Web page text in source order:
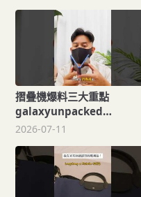
摺疊機爆料三大重點
galaxyunpacked
samsung
2026-07-11